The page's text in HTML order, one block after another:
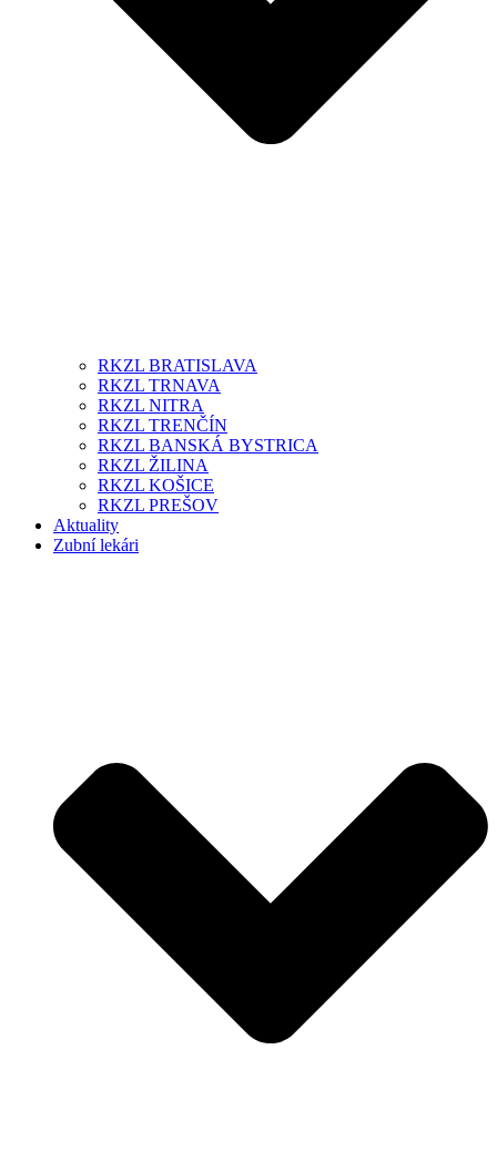
RKZL BRATISLAVA
RKZL TRNAVA
RKZL NITRA
RKZL TRENČÍN
RKZL BANSKÁ BYSTRICA
RKZL ŽILINA
RKZL KOŠICE
RKZL PREŠOV
Aktuality
Zubní lekári